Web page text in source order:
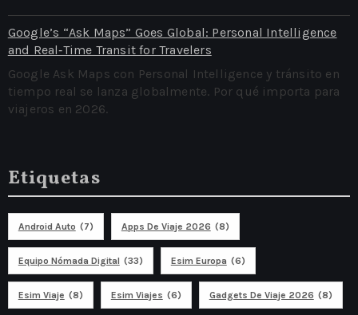
Google’s “Ask Maps” Goes Global: Personal Intelligence
and Real‑Time Transit for Travelers
Google Ask Maps con Personal Intelligence y tránsito en
tiempo real se lanza globalmente. Por qué importa para
viajeros en 2026.
Etiquetas
Android Auto (7) Apps De Viaje 2026 (8)
Equipo Nómada Digital (33) Esim Europa (6)
Esim Viaje (8) Esim Viajes (6) Gadgets De Viaje 2026 (8)